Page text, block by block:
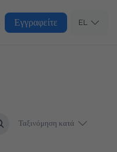
Εγγραφείτε EL
Ταξινόμηση κατά